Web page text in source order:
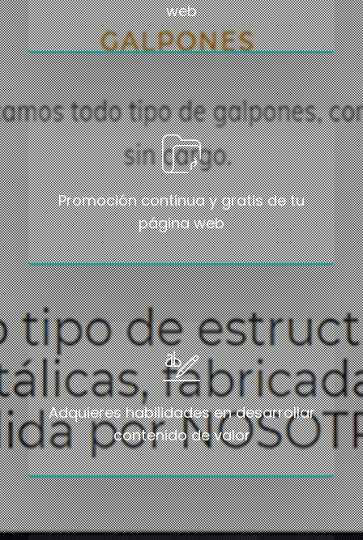
web
Promoción continua y gratis de tu
página web
Adquieres habilidades en desarrollar
contenido de valor